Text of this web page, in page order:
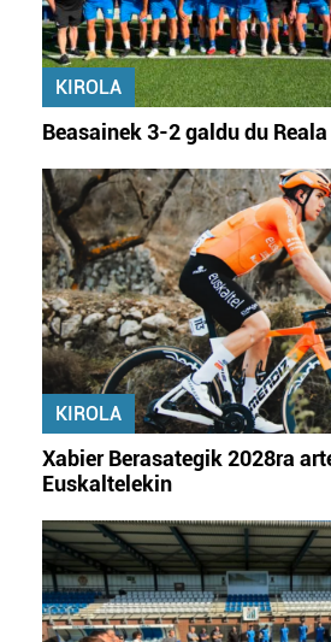
baliatzen gara. Ohar hau onartuz
erabiltzeko baimen esplizitua
irakurri
KIROLA
Beasainek 3-2 galdu du
KIROLA
Xabier Berasategik 2028ra
Euskaltelekin